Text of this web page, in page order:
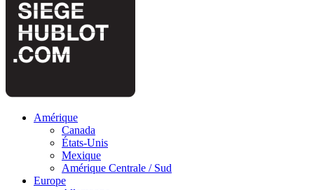
Amérique
Canada
États-Unis
Mexique
Amérique Centrale / Sud
Europe